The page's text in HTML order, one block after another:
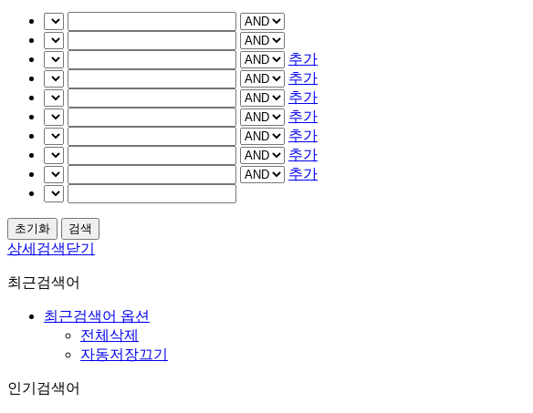
추가
추가
추가
추가
추가
추가
추가
상세검색닫기
최근검색어
최근검색어 옵션
전체삭제
자동저장끄기
인기검색어